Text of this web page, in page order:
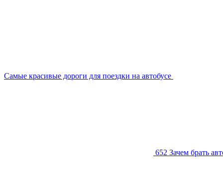
Самые красивые дороги для поездки на автобусе
652 Зачем брать